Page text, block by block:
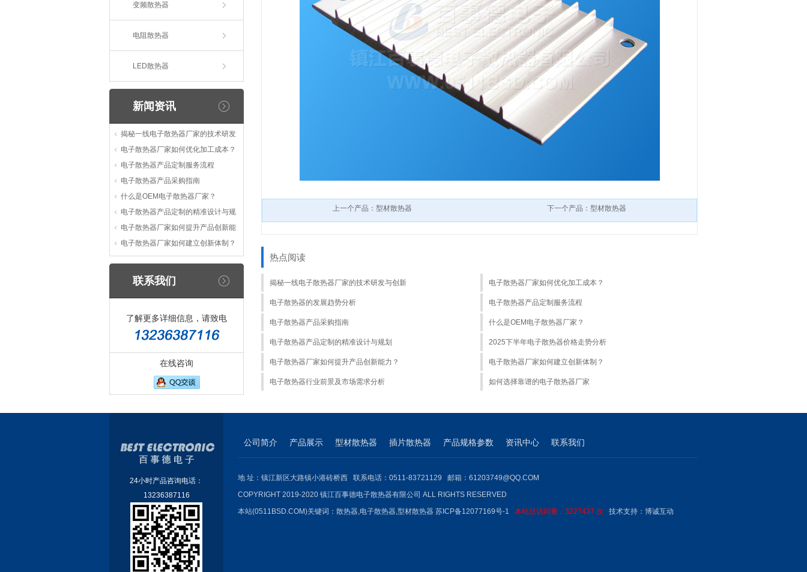
变频散热器
电阻散热器
LED散热器
新闻资讯
揭秘一线电子散热器厂家的技术研发
电子散热器厂家如何优化加工成本？
电子散热器产品定制服务流程
电子散热器产品采购指南
什么是OEM电子散热器厂家？
电子散热器产品定制的精准设计与规
电子散热器厂家如何提升产品创新能
电子散热器厂家如何建立创新体制？
联系我们
了解更多详细信息，请致电
在线咨询
上一个产品：型材散热器 下一个产品：型材散热器
热点阅读
揭秘一线电子散热器厂家的技术研发与创新 电子散热器厂家如何优化加工成本？
电子散热器的发展趋势分析 电子散热器产品定制服务流程
电子散热器产品采购指南 什么是OEM电子散热器厂家？
电子散热器产品定制的精准设计与规划 2025下半年电子散热器价格走势分析
电子散热器厂家如何提升产品创新能力？ 电子散热器厂家如何建立创新体制？
电子散热器行业前景及市场需求分析 如何选择靠谱的电子散热器厂家
24小时产品咨询电话：
13236387116
公司简介 产品展示 型材散热器 插片散热器 产品规格参数 资讯中心 联系我们
地 址：镇江新区大路镇小港砖桥西 联系电话：0511-83721129 邮箱：61203749@QQ.COM
COPYRIGHT 2019-2020 镇江百事德电子散热器有限公司 ALL RIGHTS RESERVED
本站(0511BSD.COM)关键词： 散热器,电子散热器,型材散热器 苏ICP备12077169号-1 本站总访问量：3227437 次 技术支持： 博诚互动